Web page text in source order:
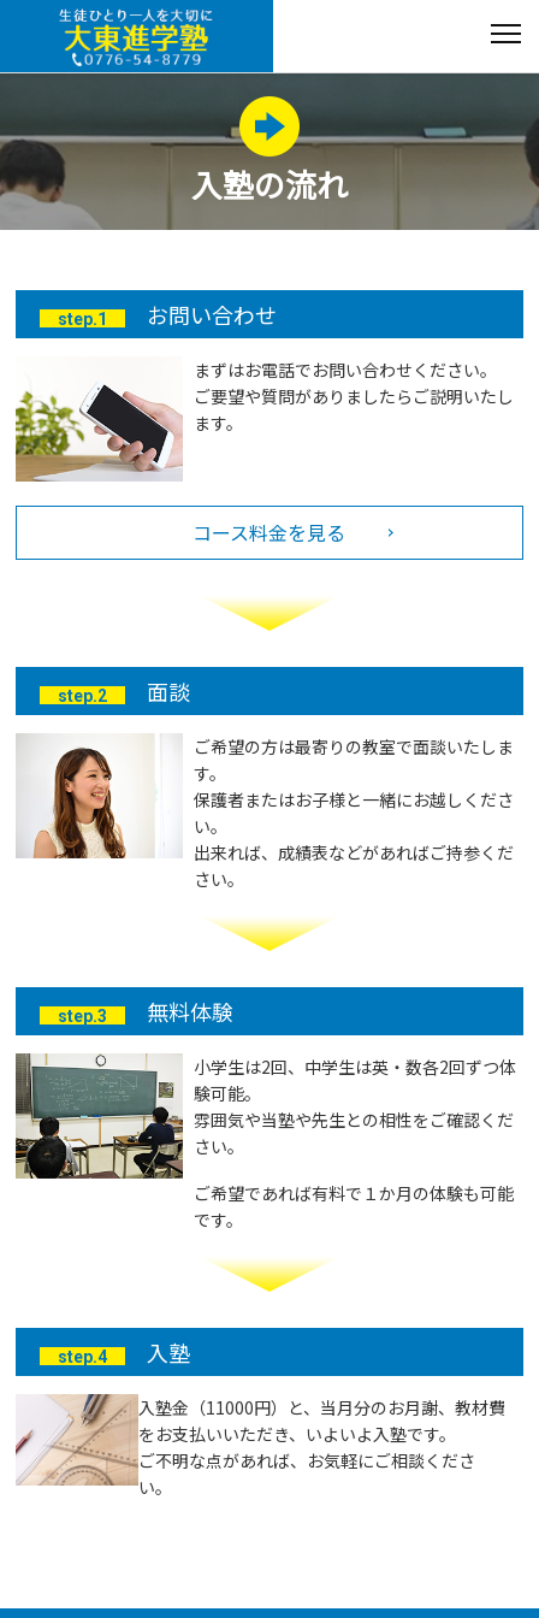
入塾の流れ
step.1 お問い合わせ
まずはお電話でお問い合わせください。
ご要望や質問がありましたらご説明いたし
ます。
コース料金を見る
step.2 面談
ご希望の方は最寄りの教室で面談いたしま
す。
保護者またはお子様と一緒にお越しくださ
い。
出来れば、成績表などがあればご持参くだ
さい。
step.3 無料体験
小学生は2回、中学生は英・数各2回ずつ体
験可能。
雰囲気や当塾や先生との相性をご確認くだ
さい。
ご希望であれば有料で１か月の体験も可能
です。
step.4 入塾
入塾金（11000円）と、当月分のお月謝、教材費
をお支払いいただき、いよいよ入塾です。
ご不明な点があれば、お気軽にご相談くださ
い。